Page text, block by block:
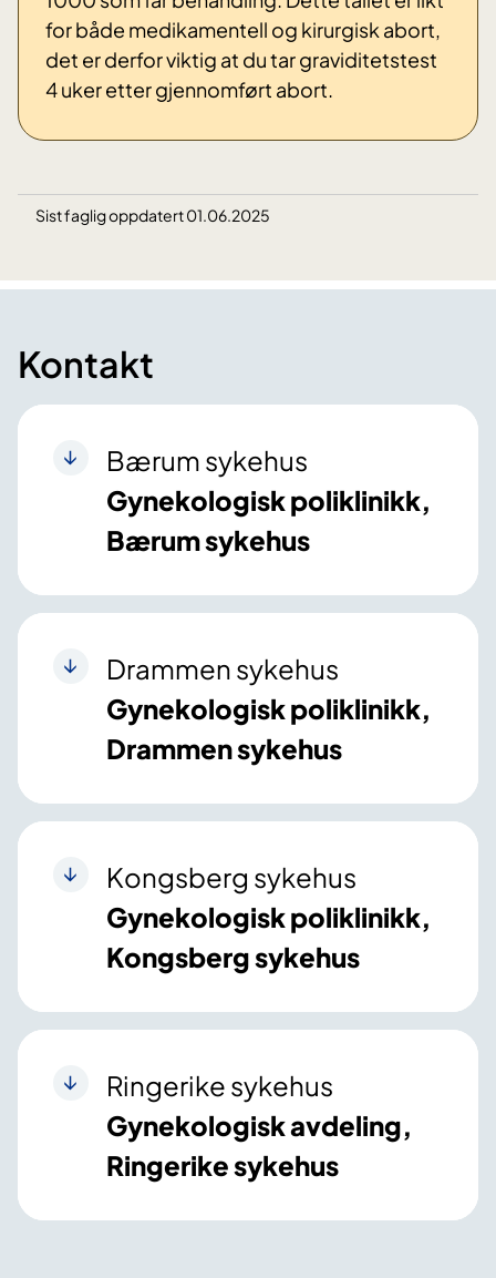
for både medikamentell og kirurgisk abort,
det er derfor viktig at du tar graviditetstest
4 uker etter gjennomført abort.
Sist faglig oppdatert 01.06.2025
Kontakt
Bærum sykehus
Gynekologisk poliklinikk,
Bærum sykehus
Drammen sykehus
Gynekologisk poliklinikk,
Drammen sykehus
Kongsberg sykehus
Gynekologisk poliklinikk,
Kongsberg sykehus
Ringerike sykehus
Gynekologisk avdeling,
Ringerike sykehus